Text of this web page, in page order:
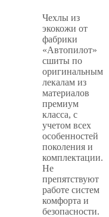
Чехлы из
экокожи от
фабрики
«Автопилот»
сшиты по
оригинальным
лекалам из
материалов
премиум
класса, с
учетом всех
особенностей
поколения и
комплектации.
Не
препятствуют
работе систем
комфорта и
безопасности.